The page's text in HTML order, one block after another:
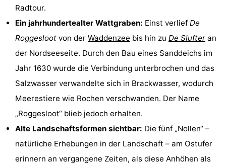
Zee
Vlijt
Hoeve
Holland
-
en
Strandhuys
Ferienhäuser
Radtour.
Ein jahrhundertealter Wattgraben: Einst verlief De
Roggesloot von der Waddenzee bis hin zu De Slufter an
der Nordseeseite. Durch den Bau eines Sanddeichs im
Jahr 1630 wurde die Verbindung unterbrochen und das
Salzwasser verwandelte sich in Brackwasser, wodurch
Meerestiere wie Rochen verschwanden. Der Name
„Roggesloot“ blieb jedoch erhalten.
Alte Landschaftsformen sichtbar: Die fünf „Nollen“ –
natürliche Erhebungen in der Landschaft – am Ostufer
erinnern an vergangene Zeiten, als diese Anhöhen als